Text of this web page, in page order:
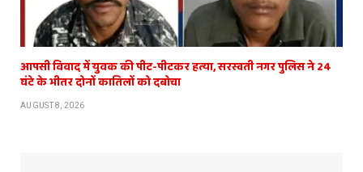
आपसी विवाद में युवक की पीट-पीटकर हत्या, सरस्वती नगर पुलिस ने 24
घंटे के भीतर दोनों कातिलों को दबोचा
AUGUST 8, 2026